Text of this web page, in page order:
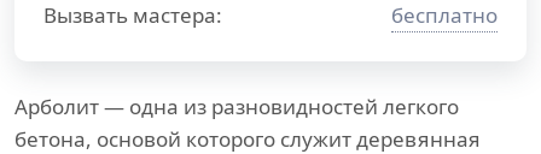
Арболит — одна из разновидностей легкого
бетона, основой которого служит деревянная
Вызвать мастера:
бесплатно